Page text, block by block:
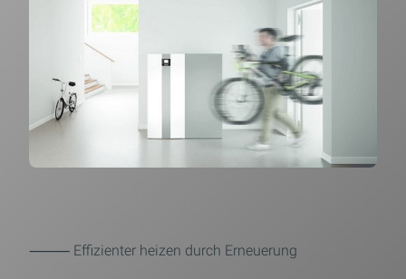
⸻ Effizienter heizen durch Erneuerung